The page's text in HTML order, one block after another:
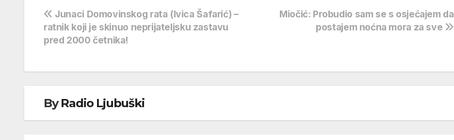
Navigacija
objava
Miočić: Probudio sam se s osjećajem da
postajem noćna mora za sve
Junaci Domovinskog rata (Ivica Šafarić) –
ratnik koji je skinuo neprijateljsku zastavu
pred 2000 četnika!
ByRadio Ljubuški